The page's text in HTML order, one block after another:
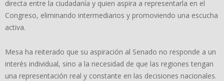
directa entre la ciudadanía y quien aspira a representarla en el
Congreso, eliminando intermediarios y promoviendo una escucha
activa.
Mesa ha reiterado que su aspiración al Senado no responde a un
interés individual, sino a la necesidad de que las regiones tengan
una representación real y constante en las decisiones nacionales.